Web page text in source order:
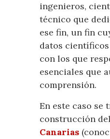
ingenieros,
técnico que
ese fin, un fin
datos
con los que
esenciales que
comprensión.
En este caso se
construcción del
Canarias